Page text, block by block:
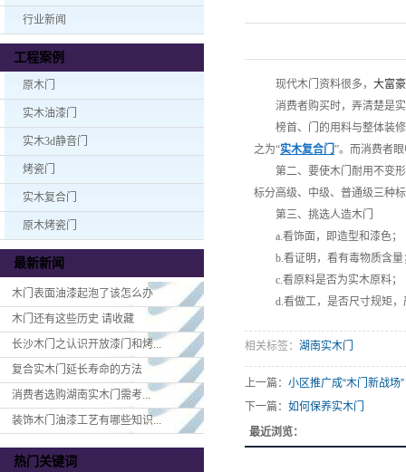
行业新闻
工程案例
原木门
实木油漆门
实木3d静音门
烤瓷门
实木复合门
原木烤瓷门
最新新闻
木门表面油漆起泡了该怎么办
木门还有这些历史 请收藏
长沙木门之认识开放漆门和烤...
复合实木门延长寿命的方法
消费者选购湖南实木门​需考...
装饰木门油漆工艺有哪些知识...
热门关键词
现代木门资料很多， 大富
消费者购买时，弄清楚是实
榜首、门的用料与整体装修
之为“实木复合门”。而消费者
第二、要使木门耐用不变形
标分高级、中级、普通级三种
第三、挑选人造木门
a.看饰面，即造型和漆色；
b.看证明，看有毒物质含量
c.看原料是否为实木原料；
d.看做工，是否尺寸规矩，
相关标签： 湖南实木门
上一篇： 小区推广成“木门新战场”
下一篇： 如何保养实木门
最近浏览：